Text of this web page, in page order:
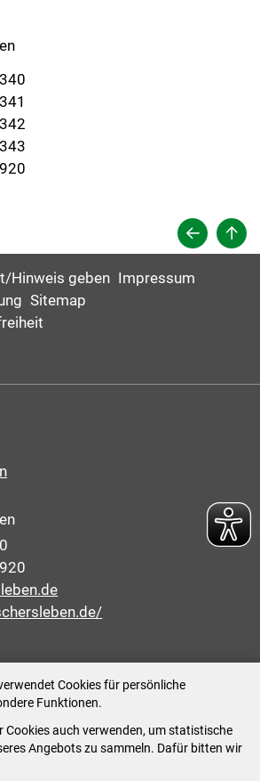
Cookies für persönliche
Funktionen.
Cookies auch verwenden, um statistische
Angebots zu sammeln. Dafür bitten wir
Hinweis geben Impressum
Sitemap
/14:00-15:00 Uhr
/14:00-16:00 Uhr
Uhr (nach vorheriger